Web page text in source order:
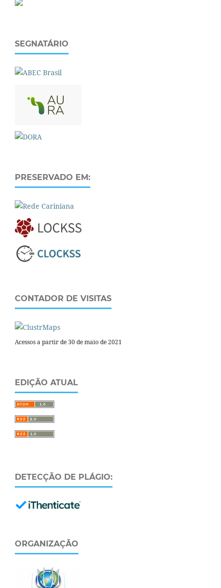
SEGNATÁRIO
PRESERVADO EM:
CONTADOR DE VISITAS
Acessos a partir de 30 de maio de 2021
EDIÇÃO ATUAL
DETECÇÃO DE PLÁGIO:
ORGANIZAÇÃO